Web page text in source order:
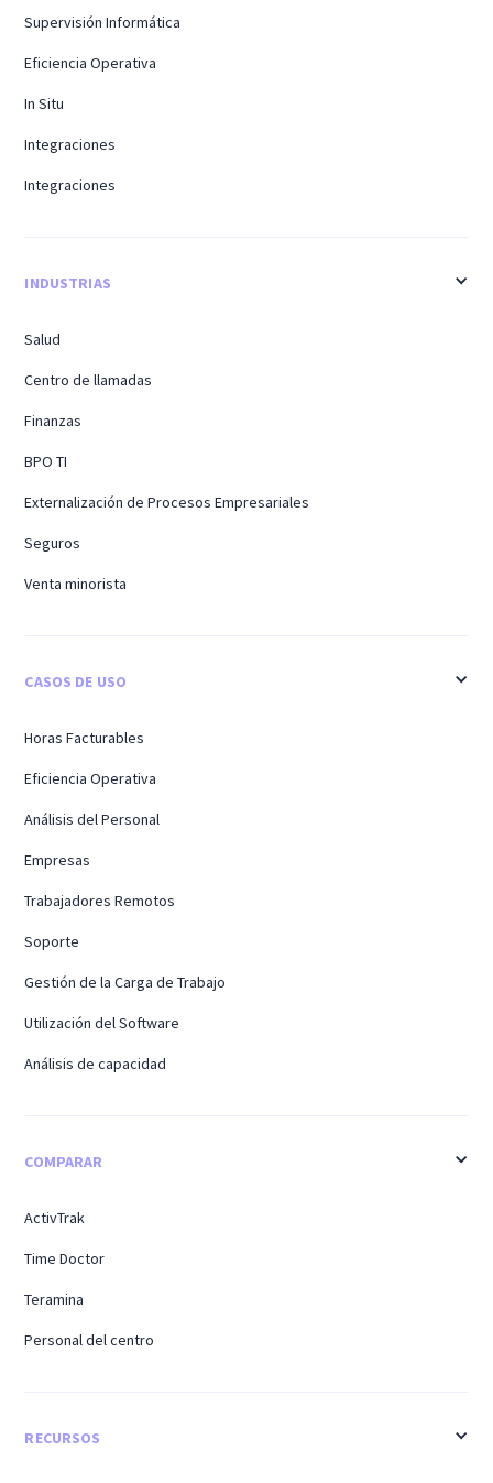
Supervisión Informática
Eficiencia Operativa
In Situ
Integraciones
Integraciones
INDUSTRIAS
Salud
Centro de llamadas
Finanzas
BPO TI
Externalización de Procesos Empresariales
Seguros
Venta minorista
CASOS DE USO
Horas Facturables
Eficiencia Operativa
Análisis del Personal
Empresas
Trabajadores Remotos
Soporte
Gestión de la Carga de Trabajo
Utilización del Software
Análisis de capacidad
COMPARAR
ActivTrak
Time Doctor
Teramina
Personal del centro
RECURSOS